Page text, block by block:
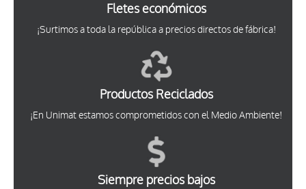
Fletes económicos
¡Surtimos a toda la república a precios directos de fábrica!
Productos Reciclados
¡En Unimat estamos comprometidos con el Medio Ambiente!
Siempre precios bajos